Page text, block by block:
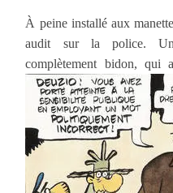
À peine installé aux
audit sur la police.
complètement bidon,